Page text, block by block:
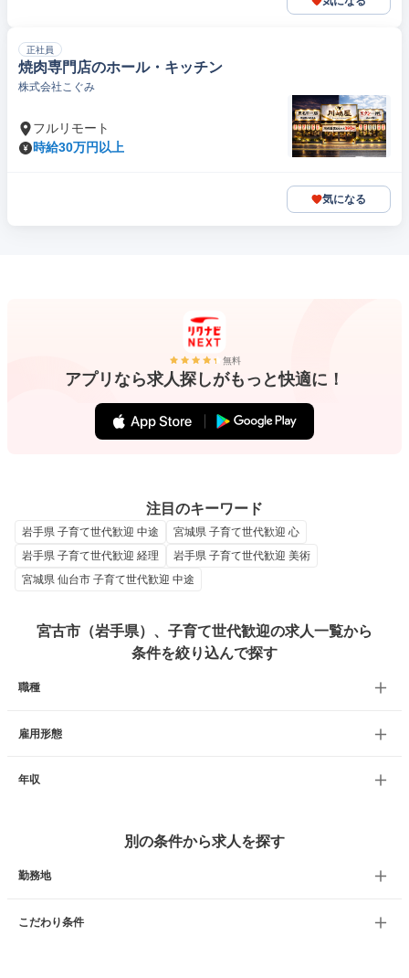
正社員
焼肉専門店のホール・キッチン
株式会社こぐみ
フルリモート
時給30万円以上
気になる
無料
アプリなら求人探しがもっと快適に！
注目のキーワード
岩手県 子育て世代歓迎 中途
宮城県 子育て世代歓迎 心
岩手県 子育て世代歓迎 経理
岩手県 子育て世代歓迎 美術
宮城県 仙台市 子育て世代歓迎 中途
宮古市（岩手県）、子育て世代歓迎の求人一覧から
条件を絞り込んで探す
職種
雇用形態
年収
別の条件から求人を探す
勤務地
こだわり条件